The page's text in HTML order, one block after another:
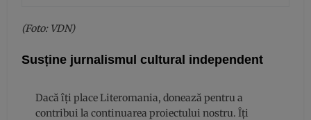
(Foto: VDN)
Susține jurnalismul cultural independent
Dacă îți place Literomania, donează pentru a
contribui la continuarea proiectului nostru. Îți